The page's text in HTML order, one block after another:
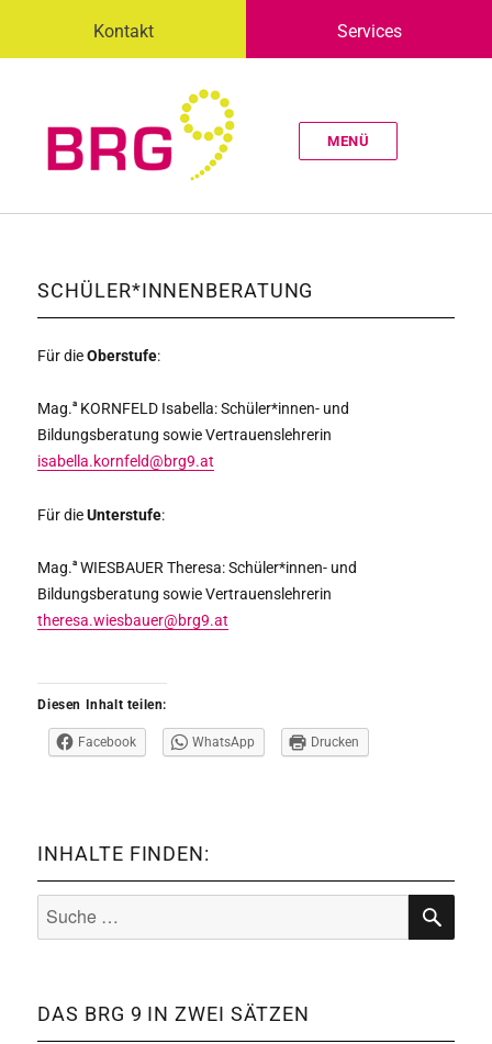
Kontakt Services
MENÜ
SCHÜLER*INNENBERATUNG
Für dieOberstufe:
Mag.a KORNFELD Isabella: Schüler*innen- und
Bildungsberatung sowie Vertrauenslehrerin
isabella.kornfeld@brg9.at
Für dieUnterstufe:
Mag.a WIESBAUER Theresa: Schüler*innen- und
Bildungsberatung sowie Vertrauenslehrerin
theresa.wiesbauer@brg9.at
Diesen Inhalt teilen:
Facebook WhatsApp Drucken
INHALTE FINDEN:
Suche
nach:
SUCHE
DAS BRG 9 IN ZWEI SÄTZEN